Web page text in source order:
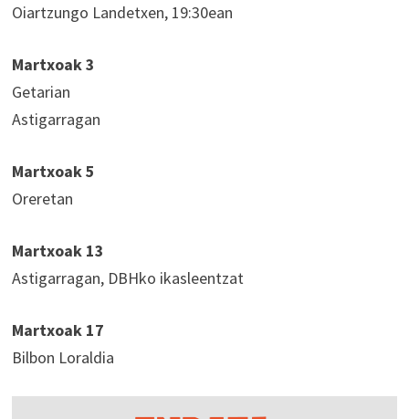
Oiartzungo Landetxen, 19:30ean
Martxoak 3
Getarian
Astigarragan
Martxoak 5
Oreretan
Martxoak 13
Astigarragan, DBHko ikasleentzat
Martxoak 17
Bilbon Loraldia